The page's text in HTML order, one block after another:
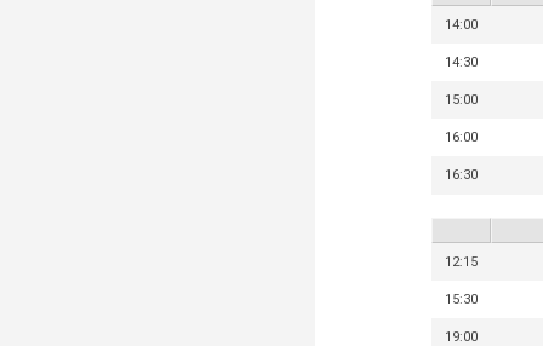
14:00
14:30
15:00
16:00
16:30
12:15
15:30
19:00